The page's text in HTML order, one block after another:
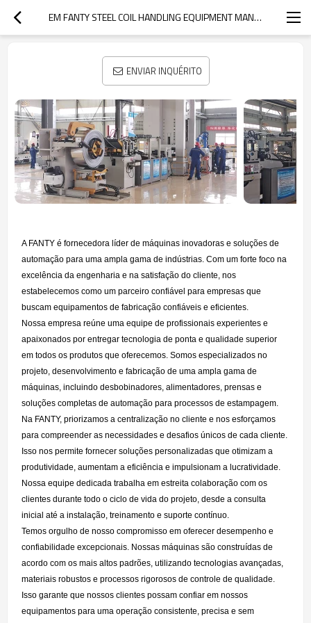
EM FANTY STEEL COIL HANDLING EQUIPMENT MANUFACTURER
ENVIAR INQUÉRITO
A FANTY é fornecedora líder de máquinas inovadoras e soluções de
automação para uma ampla gama de indústrias. Com um forte foco na
excelência da engenharia e na satisfação do cliente, nos
estabelecemos como um parceiro confiável para empresas que
buscam equipamentos de fabricação confiáveis e eficientes.
Nossa empresa reúne uma equipe de profissionais experientes e
apaixonados por entregar tecnologia de ponta e qualidade superior
em todos os produtos que oferecemos. Somos especializados no
projeto, desenvolvimento e fabricação de uma ampla gama de
máquinas, incluindo desbobinadores, alimentadores, prensas e
soluções completas de automação para processos de estampagem.
Na FANTY, priorizamos a centralização no cliente e nos esforçamos
para compreender as necessidades e desafios únicos de cada cliente.
Isso nos permite fornecer soluções personalizadas que otimizam a
produtividade, aumentam a eficiência e impulsionam a lucratividade.
Nossa equipe dedicada trabalha em estreita colaboração com os
clientes durante todo o ciclo de vida do projeto, desde a consulta
inicial até a instalação, treinamento e suporte contínuo.
Temos orgulho de nosso compromisso em oferecer desempenho e
confiabilidade excepcionais. Nossas máquinas são construídas de
acordo com os mais altos padrões, utilizando tecnologias avançadas,
materiais robustos e processos rigorosos de controle de qualidade.
Isso garante que nossos clientes possam confiar em nossos
equipamentos para uma operação consistente, precisa e sem